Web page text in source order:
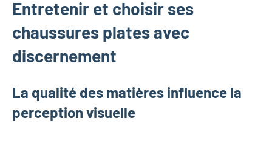
Entretenir et choisir ses
chaussures plates avec
discernement
La qualité des matières influence la
perception visuelle